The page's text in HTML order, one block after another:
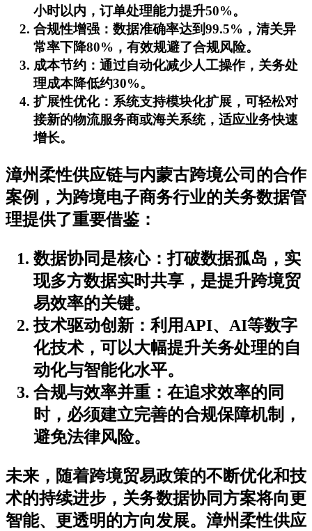
小时以内，订单处理能力提升50%。
合规性增强 ：数据准确率达到99.5%，清关异
常率下降80%，有效规避了合规风险。
成本节约 ：通过自动化减少人工操作，关务处
理成本降低约30%。
扩展性优化：系统支持模块化扩展，可轻松对
接新的物流服务商或海关系统，适应业务快速
增长。
漳州柔性供应链与内蒙古跨境公司的合作
案例，为跨境电子商务行业的关务数据管
理提供了重要借鉴：
数据协同是核心：打破数据孤岛，实
现多方数据实时共享，是提升跨境贸
易效率的关键。
技术驱动创新 ：利用API、AI等数字
化技术，可以大幅提升关务处理的自
动化与智能化水平。
合规与效率并重 ：在追求效率的同
时，必须建立完善的合规保障机制，
避免法律风险。
未来，随着跨境贸易政策的不断优化和技
术的持续进步，关务数据协同方案将向更
智能、更透明的方向发展。漳州柔性供应